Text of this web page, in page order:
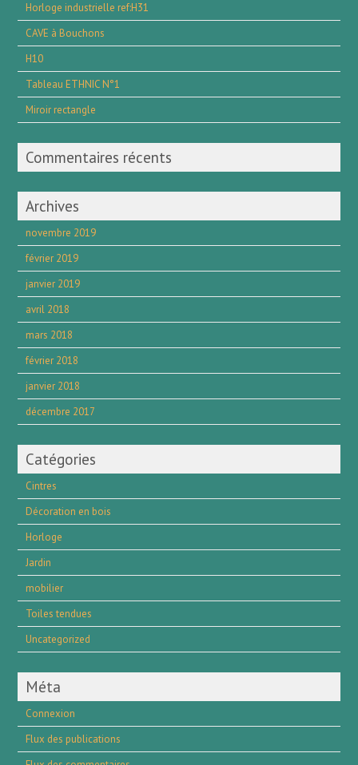
Horloge industrielle ref:H31
CAVE à Bouchons
H10
Tableau ETHNIC N°1
Miroir rectangle
Commentaires récents
Archives
novembre 2019
février 2019
janvier 2019
avril 2018
mars 2018
février 2018
janvier 2018
décembre 2017
Catégories
Cintres
Décoration en bois
Horloge
Jardin
mobilier
Toiles tendues
Uncategorized
Méta
Connexion
Flux des publications